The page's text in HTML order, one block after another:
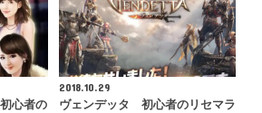
心者の
2018.10.29
ヴェンデッタ 初心者のリセマラ